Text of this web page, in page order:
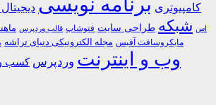
کامپیوتری
اس شبکه طراحی سایت فتوشاپ قالب وردپرس
مایکروسافت آفیس مجله الکترونیکی دنیای تراشه
وب و اینترنت وردپرس کسب و